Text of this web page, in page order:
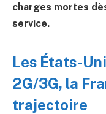
charges mortes
service.
Les États-
2G/3G, la
trajectoire